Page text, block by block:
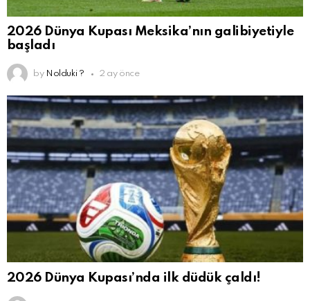
2026 Dünya Kupası Meksika’nın galibiyetiyle
başladı
by Nolduki ? 2 ay önce
2026 Dünya Kupası’nda ilk düdük çaldı!